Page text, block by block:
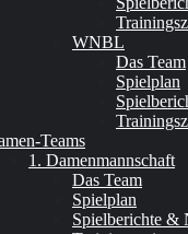
WNBL
Das Team
Spielplan
Teams
1. Damenmannschaft
Das Team
Spielplan
Spielberichte &